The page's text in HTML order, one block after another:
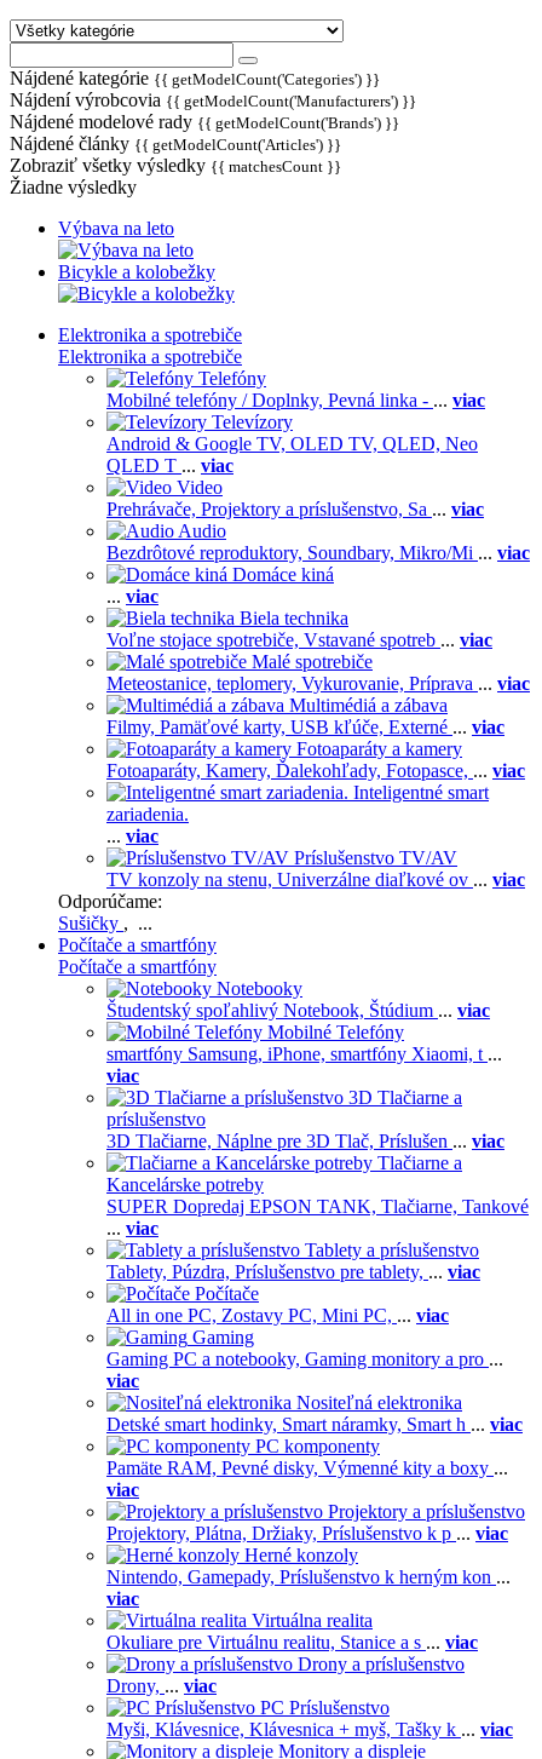
Nájdené kategórie {{ getModelCount('Categories') }}
Nájdení výrobcovia {{ getModelCount('Manufacturers') }}
Nájdené modelové rady {{ getModelCount('Brands') }}
Nájdené články {{ getModelCount('Articles') }}
Zobraziť všetky výsledky {{ matchesCount }}
Žiadne výsledky
Výbava na leto
Bicykle a kolobežky
Elektronika a spotrebiče
Elektronika a spotrebiče
Telefóny
Mobilné telefóny / Doplnky, Pevná linka - ... viac
Televízory
Android & Google TV, OLED TV, QLED, Neo
QLED T ... viac
Video
Prehrávače, Projektory a príslušenstvo, Sa ... viac
Audio
Bezdrôtové reproduktory, Soundbary, Mikro/Mi ... viac
Domáce kiná
... viac
Biela technika
Voľne stojace spotrebiče, Vstavané spotreb ... viac
Malé spotrebiče
Meteostanice, teplomery, Vykurovanie, Príprava ... viac
Multimédiá a zábava
Filmy, Pamäťové karty, USB kľúče, Externé ... viac
Fotoaparáty a kamery
Fotoaparáty, Kamery, Ďalekohľady, Fotopasce, ... viac
Inteligentné smart
zariadenia.
... viac
Príslušenstvo TV/AV
TV konzoly na stenu, Univerzálne diaľkové ov ... viac
Odporúčame:
Sušičky , ...
Počítače a smartfóny
Počítače a smartfóny
Notebooky
Študentský spoľahlivý Notebook, Štúdium ... viac
Mobilné Telefóny
smartfóny Samsung, iPhone, smartfóny Xiaomi, t ...
viac
3D Tlačiarne a
príslušenstvo
3D Tlačiarne, Náplne pre 3D Tlač, Príslušen ... viac
Tlačiarne a
Kancelárske potreby
SUPER Dopredaj EPSON TANK, Tlačiarne, Tankové
... viac
Tablety a príslušenstvo
Tablety, Púzdra, Príslušenstvo pre tablety, ... viac
Počítače
All in one PC, Zostavy PC, Mini PC, ... viac
Gaming
Gaming PC a notebooky, Gaming monitory a pro ...
viac
Nositeľná elektronika
Detské smart hodinky, Smart náramky, Smart h ... viac
PC komponenty
Pamäte RAM, Pevné disky, Výmenné kity a boxy ...
viac
Projektory a príslušenstvo
Projektory, Plátna, Držiaky, Príslušenstvo k p ... viac
Herné konzoly
Nintendo, Gamepady, Príslušenstvo k herným kon ...
viac
Virtuálna realita
Okuliare pre Virtuálnu realitu, Stanice a s ... viac
Drony a príslušenstvo
Drony, ... viac
PC Príslušenstvo
Myši, Klávesnice, Klávesnica + myš, Tašky k ... viac
Monitory a displeje